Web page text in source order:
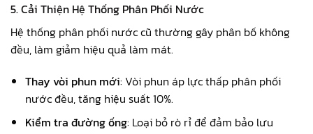
5. Cải Thiện Hệ Thống Phân Phối Nước
Hệ thống phân phối nước cũ thường gây phân bố không
đều, làm giảm hiệu quả làm mát.
Thay vòi phun mới: Vòi phun áp lực thấp phân phối
nước đều, tăng hiệu suất 10%.
Kiểm tra đường ống: Loại bỏ rò rỉ để đảm bảo lưu